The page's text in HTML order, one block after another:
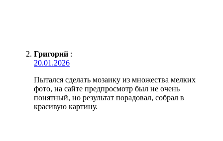
Григорий :
20.01.2026
Пытался сделать мозаику из множества мелких
фото, на сайте предпросмотр был не очень
понятный, но результат порадовал, собрал в
красивую картину.